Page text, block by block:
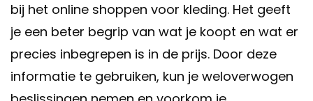
bij het online shoppen voor kleding. Het geeft
je een beter begrip van wat je koopt en wat er
precies inbegrepen is in de prijs. Door deze
informatie te gebruiken, kun je weloverwogen